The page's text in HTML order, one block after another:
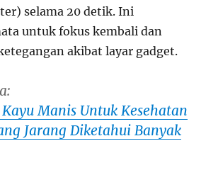
selama 20 detik. Ini
untuk fokus kembali dan
akibat layar gadget.
Manis Untuk Kesehatan
Jarang Diketahui Banyak